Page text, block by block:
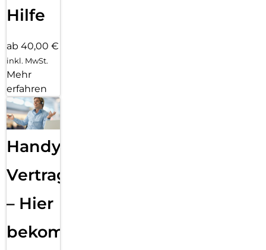
Hilfe
ab 40,00 €
inkl. MwSt.
Mehr
erfahren
Handy
Vertragsabwicklung
– Hier
bekommst